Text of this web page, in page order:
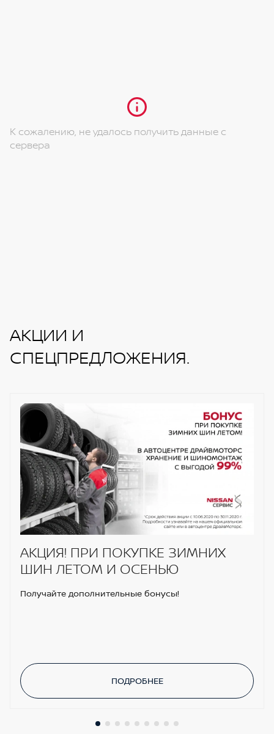
К сожалению, не удалось получить данные с
сервера
АКЦИИ И
СПЕЦПРЕДЛОЖЕНИЯ.
АКЦИЯ! ПРИ ПОКУПКЕ ЗИМНИХ
ШИН ЛЕТОМ И ОСЕНЬЮ
Получайте дополнительные бонусы!
ПОДРОБНЕЕ